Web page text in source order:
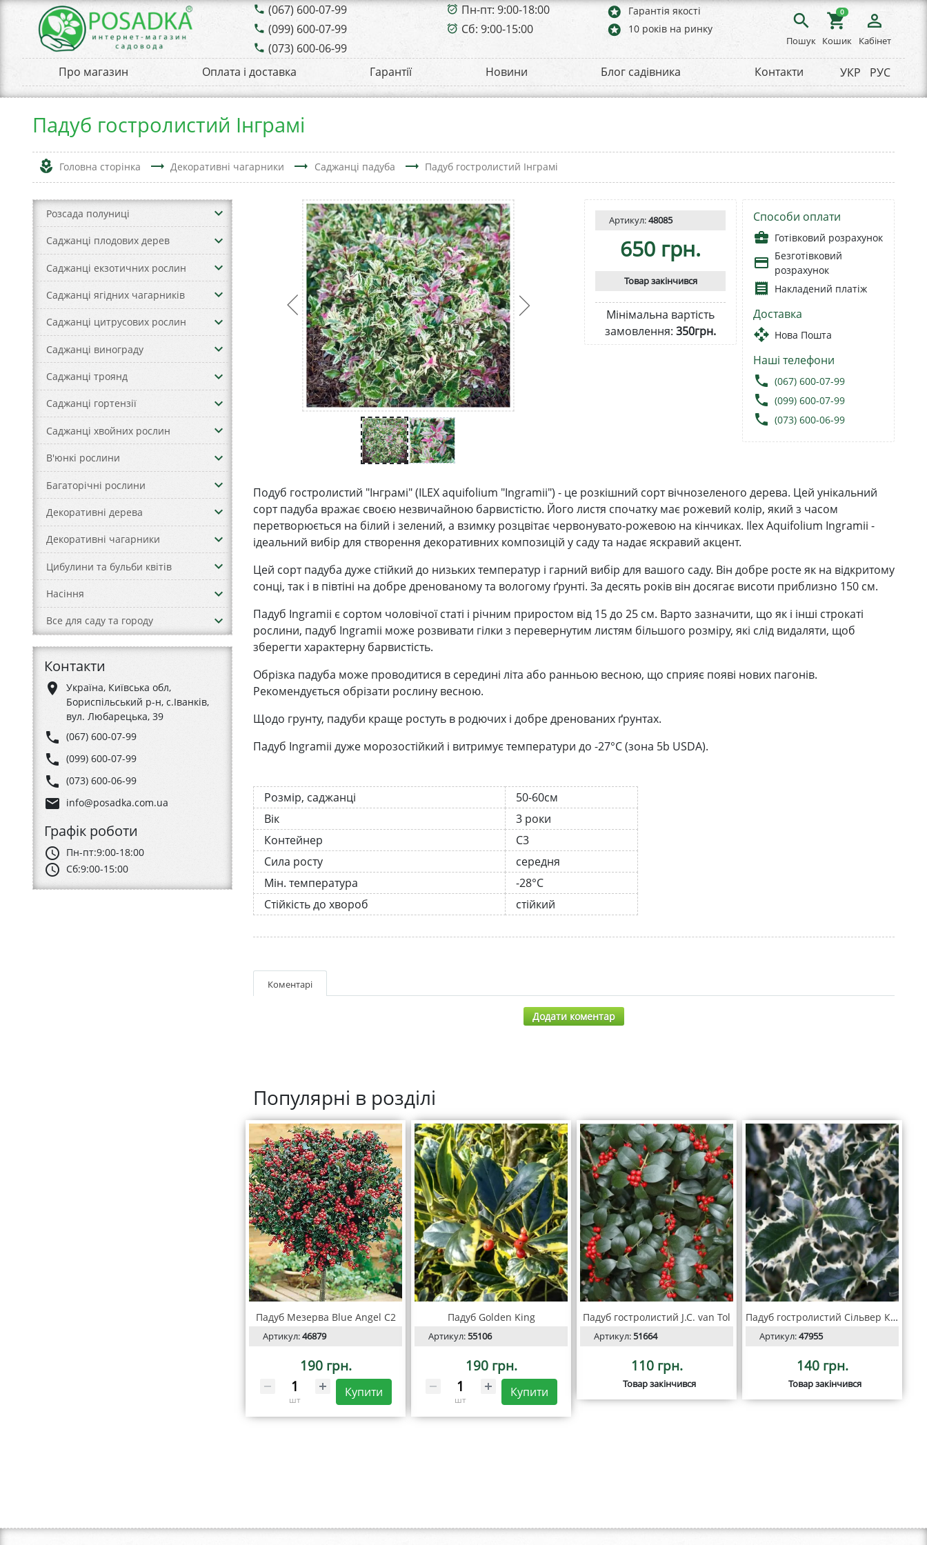
phone (067) 600-07-99
phone (099) 600-07-99
phone (073) 600-06-99
alarm_on Пн-пт: 9:00-18:00
alarm_on Сб: 9:00-15:00
stars Гарантія якості
stars 10 років на ринку search
Пошук
shopping_cart
0
Кошик
person_outline
Кабінет
Про магазин Оплата і доставка Гарантії Новини Блог садівника Контакти УКР РУС
Падуб гостролистий Інграмі
local_florist Головна сторінка trending_flat Декоративні чагарники trending_flat Саджанці падуба trending_flat Падуб гостролистий Інграмі
Розсада полуниці keyboard_arrow_down
Саджанці плодових дерев keyboard_arrow_down
Саджанці екзотичних рослин keyboard_arrow_down
Саджанці ягідних чагарників keyboard_arrow_down
Саджанці цитрусових рослин keyboard_arrow_down
Саджанці винограду keyboard_arrow_down
Саджанці троянд keyboard_arrow_down
Саджанці гортензії keyboard_arrow_down
Саджанці хвойних рослин keyboard_arrow_down
В'юнкі рослини keyboard_arrow_down
Багаторічні рослини keyboard_arrow_down
Декоративні дерева keyboard_arrow_down
Декоративні чагарники keyboard_arrow_down
Цибулини та бульби квітів keyboard_arrow_down
Насіння keyboard_arrow_down
Все для саду та городу keyboard_arrow_down
Контакти
place
Україна, Київська обл,
Бориспільський р-н, с.Іванків,
вул. Любарецька, 39
phone (067) 600-07-99
phone (099) 600-07-99
phone (073) 600-06-99
email info@posadka.com.ua
Графік роботи
schedule Пн-пт:9:00-18:00
schedule Сб:9:00-15:00
Артикул:48085
650 грн.
Товар закінчився
Мінімальна вартість
замовлення: 350грн.
Способи оплати
business_center Готівковий розрахунок
payment Безготівковий
розрахунок
receipt Накладений платіж
Доставка
open_with Нова Пошта
Наші телефони
local_phone (067) 600-07-99
local_phone (099) 600-07-99
local_phone (073) 600-06-99
Подуб гостролистий "Інграмі" (ILEX aquifolium "Ingramii") - це розкішний сорт вічнозеленого дерева. Цей унікальний
сорт падуба вражає своєю незвичайною барвистістю. Його листя спочатку має рожевий колір, який з часом
перетворюється на білий і зелений, а взимку розцвітає червонувато-рожевою на кінчиках. Ilex Aquifolium Ingramii -
ідеальний вибір для створення декоративних композицій у саду та надає яскравий акцент.
Цей сорт падуба дуже стійкий до низьких температур і гарний вибір для вашого саду. Він добре росте як на відкритому
сонці, так і в півтіні на добре дренованому та вологому ґрунті. За десять років він досягає висоти приблизно 150 см.
Падуб Ingramii є сортом чоловічої статі і річним приростом від 15 до 25 см. Варто зазначити, що як і інші строкаті
рослини, падуб Ingramii може розвивати гілки з перевернутим листям більшого розміру, які слід видаляти, щоб
зберегти характерну барвистість.
Обрізка падуба може проводитися в середині літа або ранньою весною, що сприяє появі нових пагонів.
Рекомендується обрізати рослину весною.
Щодо грунту, падуби краще ростуть в родючих і добре дренованих ґрунтах.
Падуб Ingramii дуже морозостійкий і витримує температури до -27°C (зона 5b USDA).
Розмір, саджанці
50-60см
Вік
3 роки
Контейнер
С3
Сила росту
середня
Мін. температура
-28°C
Стійкість до хвороб
стійкий
Коментарі
Додати коментар
Популярні в розділі
Падуб Мезерва Blue Angel С2
Артикул:46879
190 грн.
шт
Купити
Падуб Golden King
Артикул:55106
190 грн.
шт
Купити
Падуб гостролистий J.C. van Tol
Артикул:51664
110 грн.
Товар закінчився
Падуб гостролистий Сільвер Квін
Артикул:47955
140 грн.
Товар закінчився